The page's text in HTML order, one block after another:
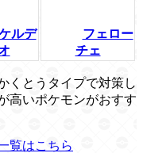
ルデ
フェロー
チェ
くとうタイプで対策し
高いポケモンがおすす
覧はこちら